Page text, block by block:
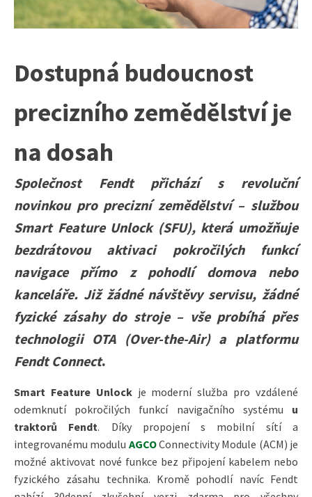
Dostupná budoucnost
precizního zemědělství je
na dosah
Společnost Fendt přichází s revoluční
novinkou pro precizní zemědělství – službou
Smart Feature Unlock (SFU), která umožňuje
bezdrátovou aktivaci pokročilých funkcí
navigace přímo z pohodlí domova nebo
kanceláře. Již žádné návštěvy servisu, žádné
fyzické zásahy do stroje – vše probíhá přes
technologii OTA (Over-the-Air) a platformu
Fendt Connect.
Smart Feature Unlockje moderní služba pro vzdálené
odemknutí pokročilých funkcí navigačního systému u
traktorů Fendt. Díky propojení s mobilní sítí a
integrovanému modulu AGCOConnectivity Module (ACM) je
možné aktivovat nové funkce bez připojení kabelem nebo
fyzického zásahu technika. Kromě pohodlí navíc Fendt